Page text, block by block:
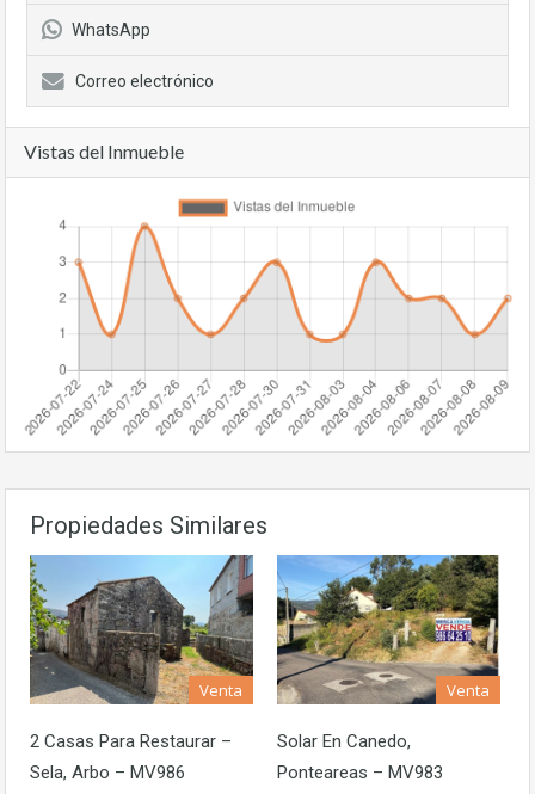
WhatsApp
Correo electrónico
Vistas del Inmueble
Propiedades Similares
Venta
2 Casas Para Restaurar –
Sela, Arbo – MV986
Venta
Solar En Canedo,
Ponteareas – MV983